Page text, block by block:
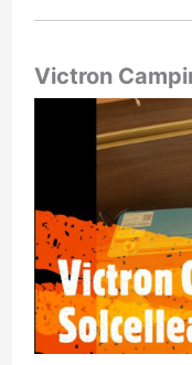
Victron